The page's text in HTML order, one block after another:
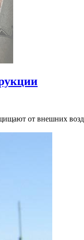
от внешних